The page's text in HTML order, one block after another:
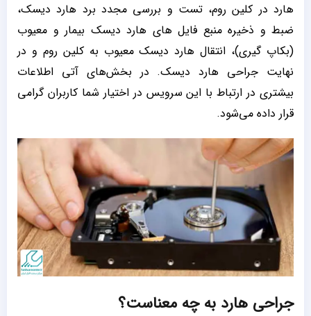
هارد در کلین روم، تست و بررسی مجدد برد هارد دیسک،
ضبط و ذخیره منبع فایل های هارد دیسک بیمار و معیوب
(بکاپ گیری)، انتقال هارد دیسک معیوب به کلین روم و در
نهایت جراحی هارد دیسک. در بخش‌های آتی اطلاعات
بیشتری در ارتباط با این سرویس در اختیار شما کاربران گرامی
قرار داده می‌شود.
جراحی هارد به چه معناست؟